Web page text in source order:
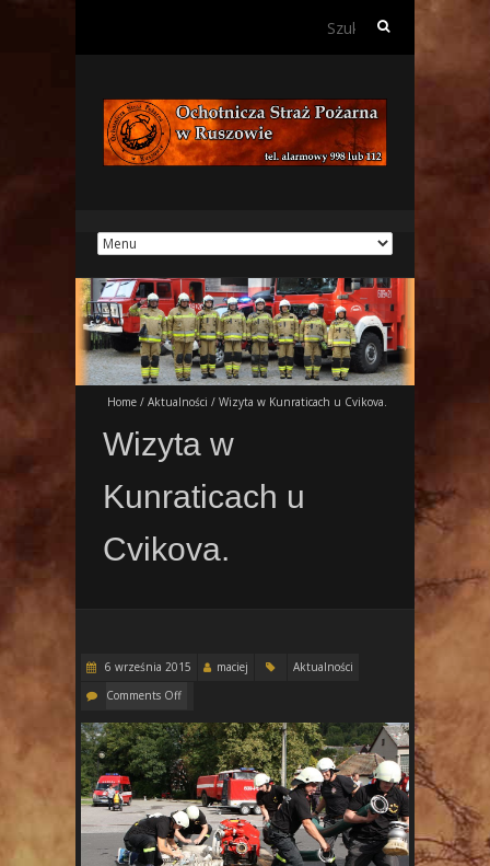
Szukaj:
Home / Aktualności / Wizyta w Kunraticach u Cvikova.
Wizyta w
Kunraticach u
Cvikova.
6 września 2015 maciej
Aktualności
Comments Off